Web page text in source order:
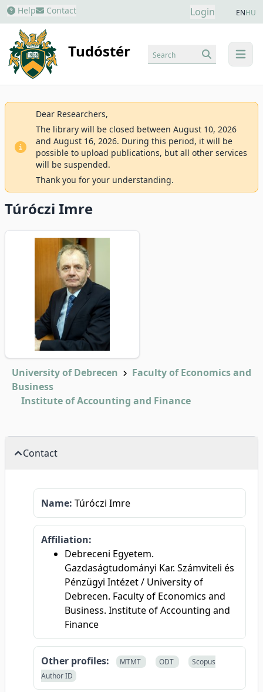
Help Contact Login ENHU
Tudóstér menu
Search
Dear Researchers,
The library will be closed between August 10, 2026
and August 16, 2026. During this period, it will be
possible to upload publications, but all other services
will be suspended.
Thank you for your understanding.
Túróczi Imre
University of Debrecen
Faculty of Economics and
Business
Institute of Accounting and Finance
Contact
Name: Túróczi Imre
Affiliation:
Debreceni Egyetem.
Gazdaságtudományi Kar. Számviteli és
Pénzügyi Intézet / University of
Debrecen. Faculty of Economics and
Business. Institute of Accounting and
Finance
Other profiles: MTMT ODT
Scopus
Author ID